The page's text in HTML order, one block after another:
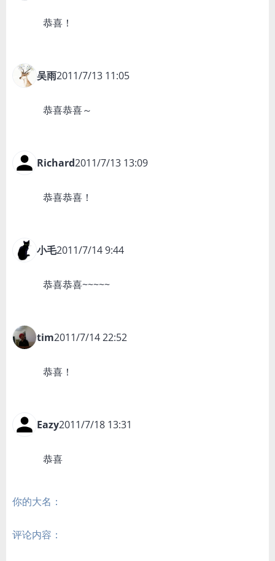
恭喜！
吴雨2011/7/13 11:05
恭喜恭喜～
Richard2011/7/13 13:09
恭喜恭喜！
小毛2011/7/14 9:44
恭喜恭喜~~~~~
tim2011/7/14 22:52
恭喜！
Eazy2011/7/18 13:31
恭喜
你的大名：
评论内容：